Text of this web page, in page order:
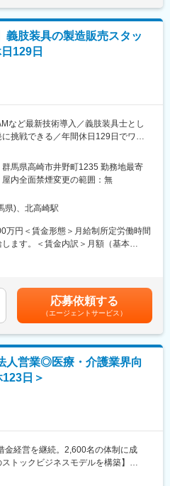
属となります。お住まいから通勤可
す。通勤時間の目安は 1時間40分以
・千葉・茨城・栃木・群馬
メーカーとして長年の実績があり、大
から製品企画、開発製造、サポート
ます。
務
て評価される制度が御座います。ま
営業所も出店しており、営業所長や
のポストがある為、早期のキャリア
に入社4年前後で所長になった中途入
アメニティ(パジャマ・タオル・日用
ィサポートシステムを提供している
介護施設内での申込の受付業務から
求まで全て弊社で受け持っておりま
の業務負担の軽減もでき多くのメリ
道から九州まで展開し、毎年増収・
務
480万円(主任/入社2-3年)⇒420-550
あくまでも目安の金額であり、選考を
ます。月給(月額)は固定手当を含めた
義肢装具の製造販売スタッ
129日
など最新技術導入／義肢装具士とし
挑戦できる／年間休日129日でワー
ッフとして、義肢装具士免許を活か
患者様のサポートや義肢・装具の企
アまで一貫してご担当いただきま
者様対応や、3Dプリンター、
活用した研究・開発業務まで、幅広く
宅訪問でのサポート業務
肢装具の研究・開発や新製品開発
、ORTENMAKEを活用したデジタル
や業務効率化のための新技術導入
デジタル設備によるオーダーメイド
当、サポート担当が連携して業務を
づくりに携われるほか、次世代の開
馬県高崎市井野町1235 勤務地最寄
内全面禁煙変更の範囲：無
県)、北高崎駅
万円＜賃金形態＞月給制所定労働時間
ます。＜賃金内訳＞月額（基本
応募依頼する
（エージェントサービス）
人営業◎医療・介護業界向
日＞
金経営を継続。2,600名の体制に成
トックビジネスモデルを構築】